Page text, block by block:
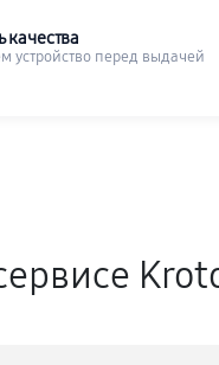
качества
устройство перед выдачей